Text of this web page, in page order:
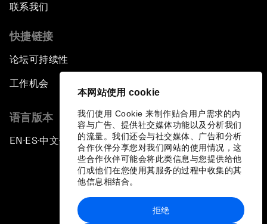
本网站使用 cookie
我们使用 Cookie 来制作贴合用户需求的内
容与广告、提供社交媒体功能以及分析我们
的流量。我们还会与社交媒体、广告和分析
合作伙伴分享您对我们网站的使用情况，这
些合作伙伴可能会将此类信息与您提供给他
们或他们在您使用其服务的过程中收集的其
他信息相结合。
拒绝
联系我们
快捷链接
论坛可持续性
工作机会
语言版本
EN ▪ES▪中文▪ 日本語